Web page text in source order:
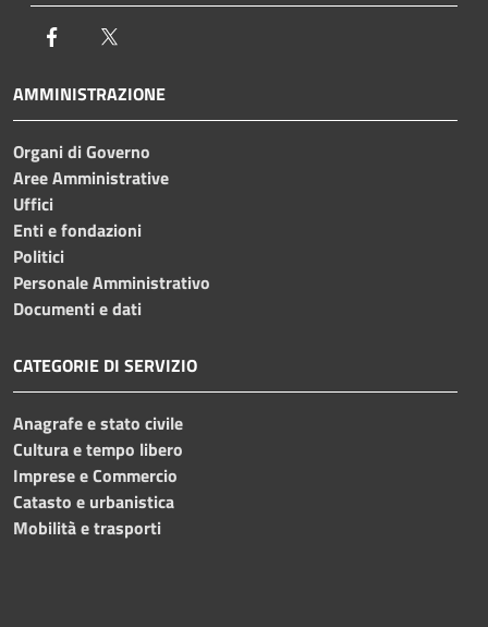
Facebook
AMMINISTRAZIONE
Organi di Governo
Aree Amministrative
Uffici
Enti e fondazioni
Politici
Personale Amministrativo
Documenti e dati
CATEGORIE DI SERVIZIO
Anagrafe e stato civile
Cultura e tempo libero
Imprese e Commercio
Catasto e urbanistica
Mobilità e trasporti